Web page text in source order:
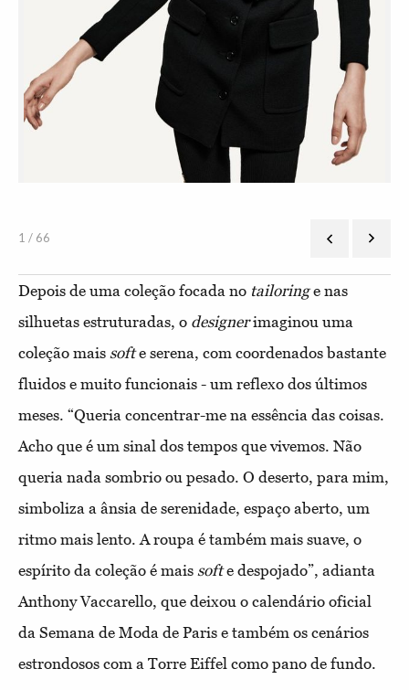
1 / 66
Depois de uma coleção focada no tailoringe nas
silhuetas estruturadas, o designerimaginou uma
coleção mais softe serena, com coordenados bastante
fluidos e muito funcionais - um reflexo dos últimos
meses. “Queria concentrar-me na essência das coisas.
Acho que é um sinal dos tempos que vivemos. Não
queria nada sombrio ou pesado. O deserto, para mim,
simboliza a ânsia de serenidade, espaço aberto, um
ritmo mais lento. A roupa é também mais suave, o
espírito da coleção é mais softe despojado”, adianta
Anthony Vaccarello, que deixou o calendário oficial
da Semana de Moda de Paris e também os cenários
estrondosos com a Torre Eiffel como pano de fundo.